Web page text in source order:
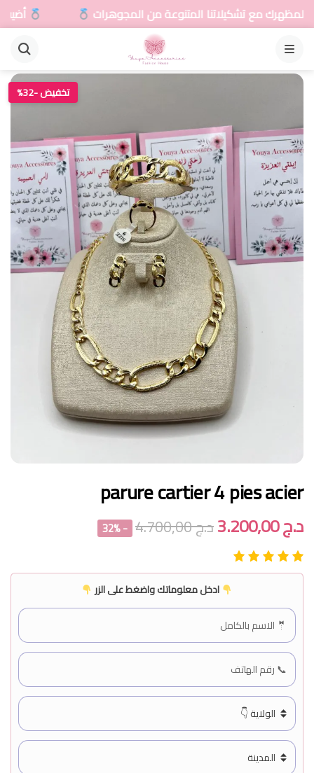
المتنوعة من المجوهرات أضيفي لمسة سحرية
القائمة
تخفيض -32%
parure cartier 4 pies acier
د.ج3.200,00 د.ج4.700,00
- 32%
ادخل معلوماتك واضغط على الزر